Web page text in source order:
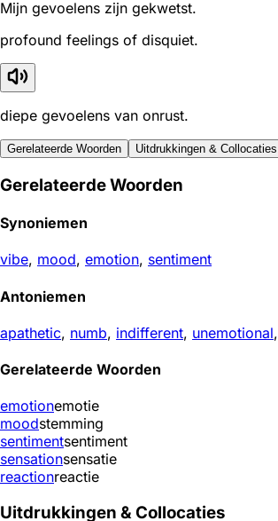
Mijn gevoelens zijn gekwetst.
profound feelings of disquiet.
diepe gevoelens van onrust.
Gerelateerde Woorden Uitdrukkingen & Collocaties
Gerelateerde Woorden
Synoniemen
vibe, mood, emotion, sentiment
Antoniemen
apathetic, numb, indifferent, unemotional,
Gerelateerde Woorden
emotionemotie
moodstemming
sentimentsentiment
sensationsensatie
reactionreactie
Uitdrukkingen & Collocaties